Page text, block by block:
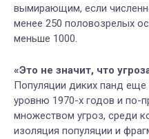
вымирающим, если
менее 250 половозрелых
меньше 1000.
«Это не значит, что
Популяции диких панд
уровню 1970-х годов и по-
множеством угроз, среди
изоляция популяции и